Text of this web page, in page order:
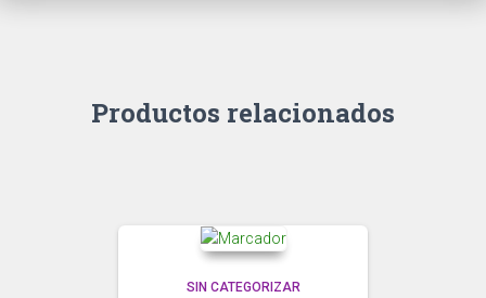
Productos relacionados
SIN CATEGORIZAR